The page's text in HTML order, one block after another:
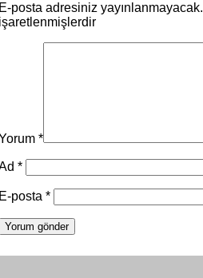
posta adresiniz yayınlanmayacak.
*
*
posta *